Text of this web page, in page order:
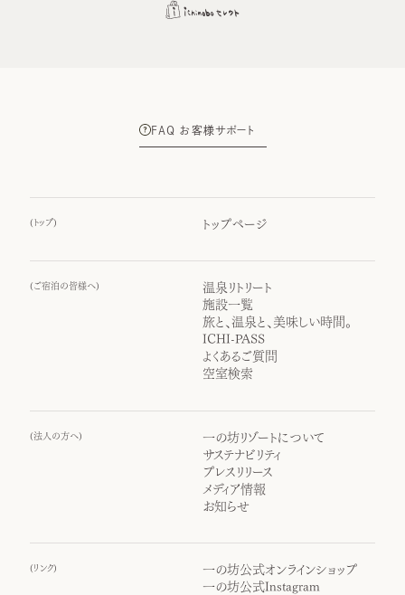
FAQ お客様サポート
( トップ) トップページ
( ご宿泊の皆様へ)
温泉リトリート
施設一覧
旅と、温泉と、美味しい時間。
ICHI-PASS
よくあるご質問
空室検索
(法人の方へ)
一の坊リゾートについて
サステナビリティ
プレスリリース
メディア情報
お知らせ
( リンク)
一の坊公式オンラインショップ
一の坊公式Instagram